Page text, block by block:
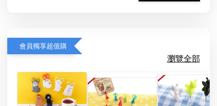
會員獨享超值購
瀏覽全部